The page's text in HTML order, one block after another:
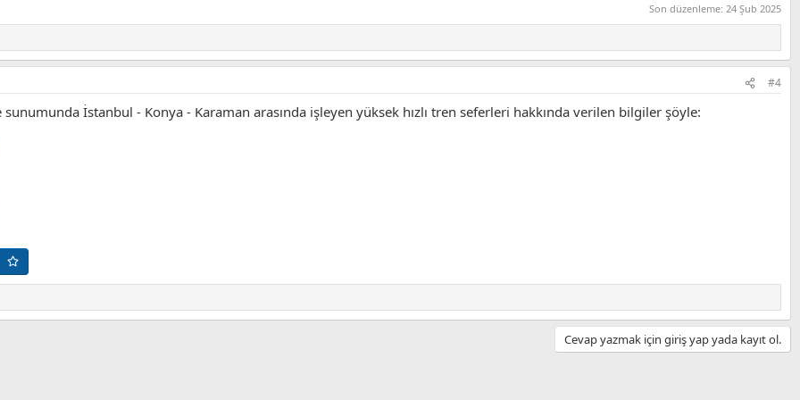
Son düzenleme: 24 Şub 2025
#4
sunumunda İstanbul - Konya - Karaman arasında işleyen yüksek hızlı tren seferleri hakkında verilen bilgiler şöyle:
Cevap yazmak için giriş yap yada kayıt ol.